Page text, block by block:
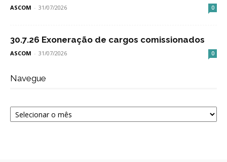
ASCOM - 31/07/2026 0
30.7.26 Exoneração de cargos comissionados
ASCOM - 31/07/2026 0
Navegue
Navegue